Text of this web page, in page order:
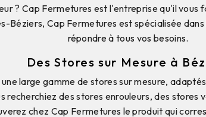
? Cap Fermetures est l'entreprise qu'il vous
Béziers, Cap Fermetures est spécialisée
répondre à tous vos besoins.
Des Stores sur Mesure à
large gamme de stores sur mesure,
recherchiez des stores enrouleurs, des stores
chez Cap Fermetures le produit qui